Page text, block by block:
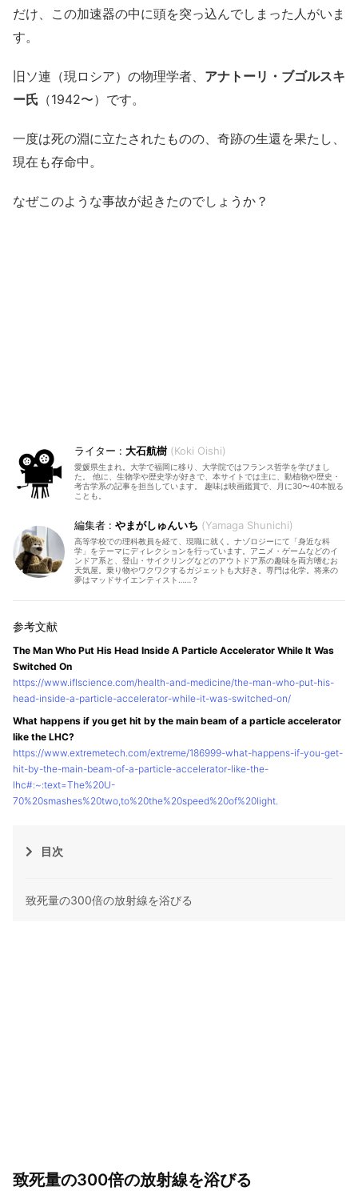
だけ、この加速器の中に頭を突っ込んでしまった人がいま
す。
旧ソ連（現ロシア）の物理学者、 アナトーリ・ブゴルスキ
ー氏 （1942〜）です。
一度は死の淵に立たされたものの、奇跡の生還を果たし、
現在も存命中。
なぜこのような事故が起きたのでしょうか？
大石航樹 Koki Oishi
愛媛県生まれ。大学で福岡に移り、大学院ではフランス哲学を学びまし
た。 他に、生物学や歴史学が好きで、本サイトでは主に、動植物や歴史・
考古学系の記事を担当しています。 趣味は映画鑑賞で、月に30〜40本観る
ことも。
やまがしゅんいち Yamaga Shunichi
高等学校での理科教員を経て、現職に就く。ナゾロジーにて「身近な科
学」をテーマにディレクションを行っています。アニメ・ゲームなどのイ
ンドア系と、登山・サイクリングなどのアウトドア系の趣味を両方嗜むお
天気屋。乗り物やワクワクするガジェットも大好き。専門は化学。将来の
夢はマッドサイエンティスト……？
The Man Who Put His Head Inside A Particle Accelerator While It Was
Switched On
https://www.iflscience.com/health-and-medicine/the-man-who-put-his-
head-inside-a-particle-accelerator-while-it-was-switched-on/
What happens if you get hit by the main beam of a particle accelerator
like the LHC?
https://www.extremetech.com/extreme/186999-what-happens-if-you-get-
hit-by-the-main-beam-of-a-particle-accelerator-like-the-
lhc#:~:text=The%20U-
70%20smashes%20two,to%20the%20speed%20of%20light.
目次
致死量の300倍の放射線を浴びる
致死量の300倍の放射線を浴びる